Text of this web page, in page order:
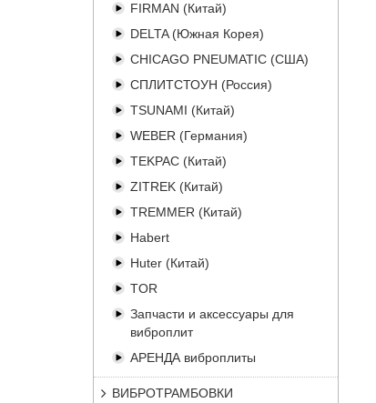
FIRMAN (Китай)
DELTA (Южная Корея)
CHICAGO PNEUMATIC (США)
СПЛИТСТОУН (Россия)
TSUNAMI (Китай)
WEBER (Германия)
TEKPAC (Китай)
ZITREK (Китай)
TREMMER (Китай)
Habert
Huter (Китай)
TOR
Запчасти и аксессуары для
виброплит
АРЕНДА виброплиты
ВИБРОТРАМБОВКИ